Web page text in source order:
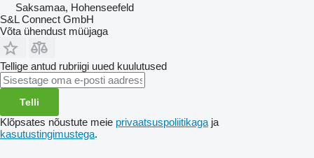
Saksamaa, Hohenseefeld
S&L Connect GmbH
Võta ühendust müüjaga
Tellige antud rubriigi uued kuulutused
Telli
Klõpsates nõustute meie privaatsuspoliitikaga ja
kasutustingimustega.